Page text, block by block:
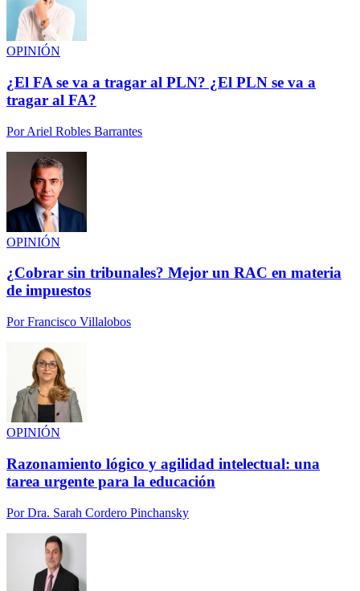
OPINIÓN
¿El FA se va a tragar al PLN? ¿El PLN se va a
tragar al FA?
PorAriel Robles Barrantes
OPINIÓN
¿Cobrar sin tribunales? Mejor un RAC en materia
de impuestos
PorFrancisco Villalobos
OPINIÓN
Razonamiento lógico y agilidad intelectual: una
tarea urgente para la educación
PorDra. Sarah Cordero Pinchansky